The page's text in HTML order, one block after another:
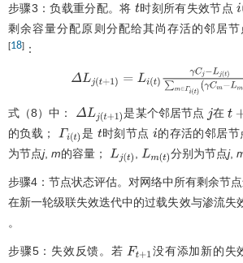
步骤3：负载重分配。将 t时刻所有失效节点 i(
剩余容量分配原则分配给其尚存活的邻居节
[18] ：
ΔLj(t+1)= Li(t )γCj-Lj(t)∑m∈Γi(t)(γ
式（8）中： ΔLj(t+1) 是某个邻居节点 j 在 t+
的负载；
Γ i(t) 是 t时刻节点 i的存活的邻居节
为节点j, m的容量； Lj(t) , Lm(t)分别为节点j,
步骤4：节点状态评估。对网络中所有剩余节
在新一轮级联失效迭代中的过载失效与渗流失
。
步骤5：失效反馈。若 Ft+1没有添加新的失